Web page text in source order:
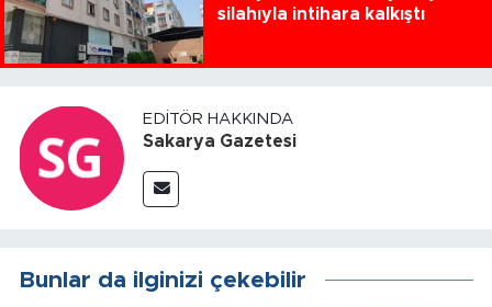
silahıyla intihara kalkıştı
EDITÖR HAKKINDA
Sakarya Gazetesi
Bunlar da ilginizi çekebilir